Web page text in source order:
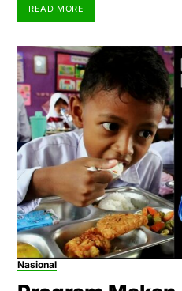
READ MORE
Nasional